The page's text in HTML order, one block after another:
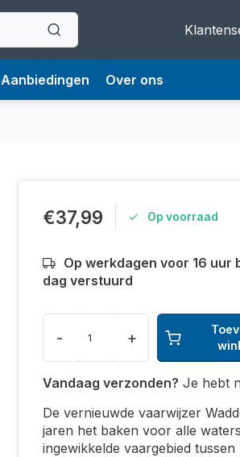
Aanbiedingen Over ons
€37,99 Op voorraad
Op werkdagen voor 16
dag verstuurd
- +
Vandaag verzonden? Je hebt
De vernieuwde vaarwijzer
jaren het baken voor alle
ingewikkelde vaargebied